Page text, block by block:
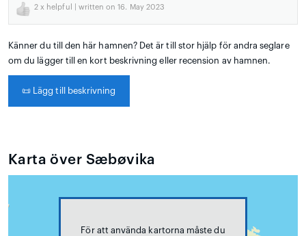
2 x helpful | written on 16. May 2023
Känner du till den här hamnen? Det är till stor hjälp för andra seglare
om du lägger till en kort beskrivning eller recension av hamnen.
📜 Lägg till beskrivning
Karta över Sæbøvika
För att använda kartorna måste du